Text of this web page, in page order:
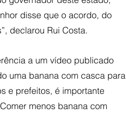
disse que o acordo, do
declarou Rui Costa.
a um vídeo publicado
uma banana com casca para
e prefeitos, é importante
menos banana com